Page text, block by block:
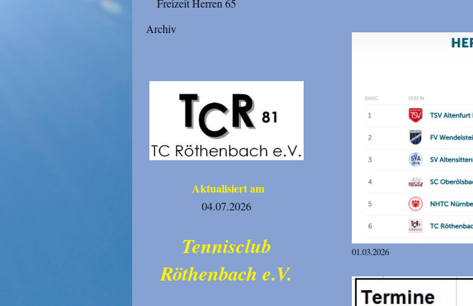
01.03.2026
Archiv
Aktualisiert am
04.07.2026
Tennisclub
Röthenbach e.V.